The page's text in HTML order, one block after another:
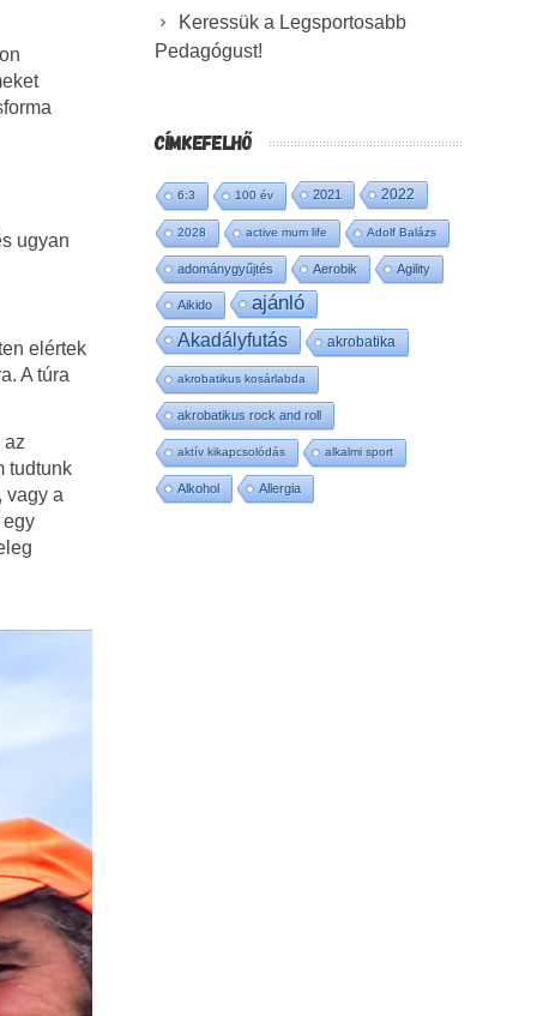
ugyan
elértek
A túra
az
tudtunk
vagy a
egy
Keressük a Legsportosabb
Pedagógust!
CÍMKEFELHŐ
6:3 100 év 2021 2022
2028 active mum life Adolf Balázs
adománygyűjtés Aerobik Agility
Aikido ajánló
Akadályfutás akrobatika
akrobatikus kosárlabda
akrobatikus rock and roll
aktív kikapcsolódás alkalmi sport
Alkohol Allergia